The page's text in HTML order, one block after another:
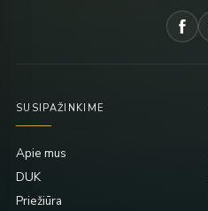
SUSIPAŽINKIME
Apie mus
DUK
Priežiūra